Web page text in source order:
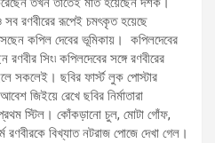
সব রণবীরের রূপেই চমৎকৃত হয়েছে
কপিল দেবের ভূমিকায়। কপিলদেবের
সিং৷ কপিলদেবের সঙ্গে রণবীরের
সকলেই। ছবির ফার্স্ট লুক পোস্টার
জিইয়ে রেখে ছবির নির্মাতারা
স্টিল। কোঁকড়ানো চুল, মোটা গোঁফ,
রণবীরকে বিখ্যাত নটরাজ পোজে দেখা গেল।